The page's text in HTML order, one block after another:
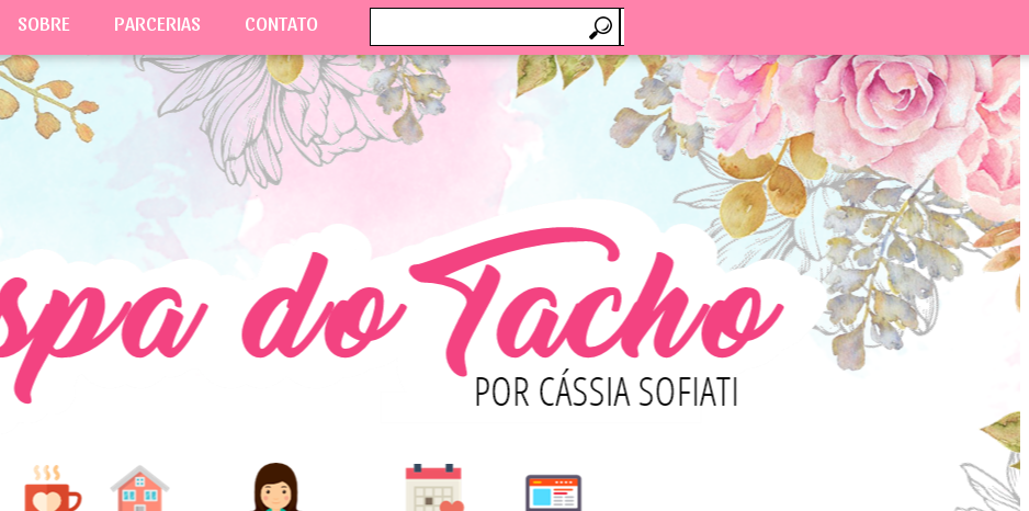
SOBRE PARCERIAS CONTATO